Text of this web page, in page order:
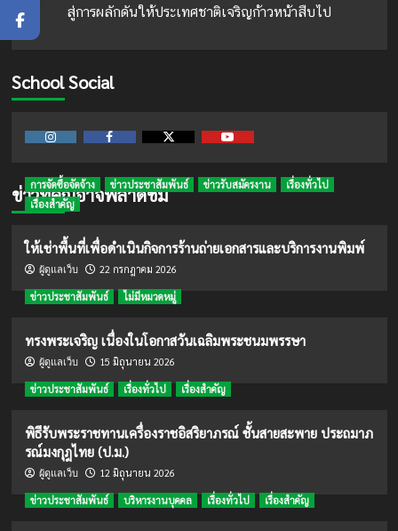
สู่การผลักดันให้ประเทศชาติเจริญก้าวหน้าสืบไป
School Social
ข่าวที่คุณอาจพลาดชม
การจัดซื้อจัดจ้าง ข่าวประชาสัมพันธ์ ข่าวรับสมัครงาน
เรื่องทั่วไป
เรื่องสำคัญ
ให้เช่าพื้นที่เพื่อดำเนินกิจการร้านถ่ายเอกสารและบริการงานพิมพ์
ผู้ดูแลเว็บ 22 กรกฎาคม 2026
ข่าวประชาสัมพันธ์ ไม่มีหมวดหมู่
ทรงพระเจริญ เนื่องในโอกาสวันเฉลิมพระชนมพรรษา
ผู้ดูแลเว็บ 15 มิถุนายน 2026
ข่าวประชาสัมพันธ์ เรื่องทั่วไป เรื่องสำคัญ
พิธีรับพระราชทานเครื่องราชอิสริยาภรณ์ ชั้นสายสะพาย ประถมาภ
รณ์มงกุฎไทย (ป.ม.)
ผู้ดูแลเว็บ 12 มิถุนายน 2026
ข่าวประชาสัมพันธ์ บริหารงานบุคคล เรื่องทั่วไป เรื่องสำคัญ